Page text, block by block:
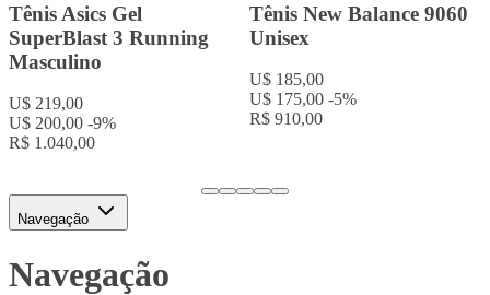
Tênis Asics Gel
SuperBlast 3 Running
Masculino
U$ 219,00
U$ 200,00 -9%
R$ 1.040,00
Tênis New Balance 9060
Unisex
U$ 185,00
U$ 175,00 -5%
R$ 910,00
Navegação
Navegação